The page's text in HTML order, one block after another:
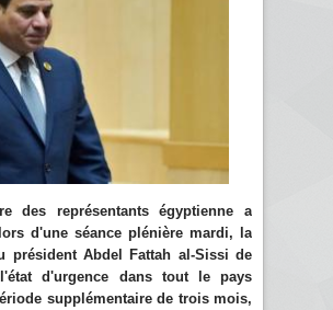
des représentants égyptienne a
d'une séance plénière mardi, la
président Abdel Fattah al-Sissi de
d'urgence dans tout le pays
supplémentaire de trois mois,